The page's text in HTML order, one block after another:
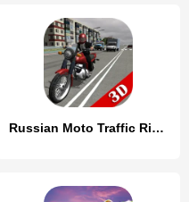
Russian Moto Traffic Rider 3D